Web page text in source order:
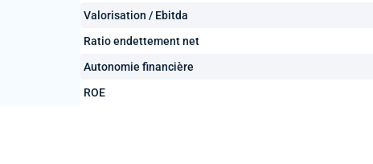
Valorisation / Ebitda
Ratio endettement net
Autonomie financière
ROE